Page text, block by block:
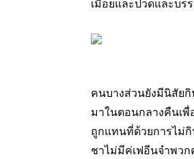
เมื่อยและปวดและบร
คนบางส่วนยังมีนิสัย
มาในตอนกลางคืนเพื่
ถูกแทนที่ด้วยการไม่กิ
ชาไม่มีค่เฟอีนจำพว